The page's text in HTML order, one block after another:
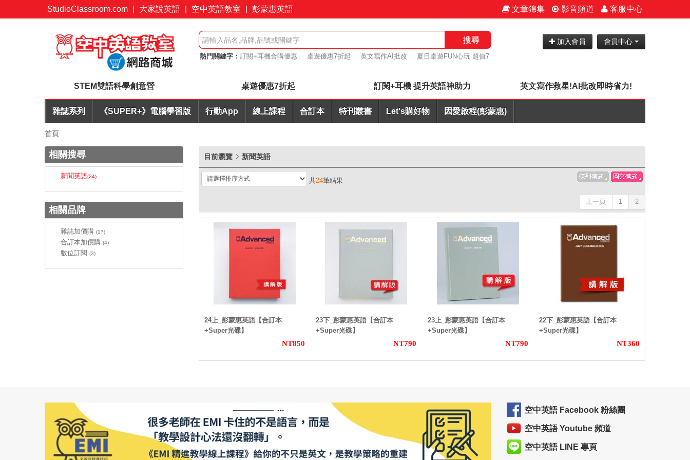
StudioClassroom.com 大家說英語 空中英語教室 彭蒙惠英語 文章錦集 影音頻道 客服中心
搜尋
熱門關鍵字： 訂閱+耳機合購優惠 桌遊優惠7折起 英文寫作AI批改
夏日桌遊FUN心玩 超值7
加入會員 會員中心
STEM雙語科學創意營 桌遊優惠7折起 訂閱+耳機 提升英語神助力 英文寫作救星!AI批改即時省力!
雜誌系列 《SUPER+》電腦學習版 行動App 線上課程 合訂本 特刊叢書 Let's購好物 因愛啟程(彭蒙惠)
首頁
相關搜尋
新聞英語(24)
相關品牌
雜誌加價購 (17)
合訂本加價購 (4)
數位訂閱 (3)
目前瀏覽 新聞英語
共24筆結果
上一頁 1 2
24上_彭蒙惠英語【合訂本
+Super光碟】
NT850
23下_彭蒙惠英語【合訂本
+Super光碟】
NT790
23上_彭蒙惠英語【合訂本
+Super光碟】
NT790
22下_彭蒙惠英語【合訂本
+Super光碟】
NT360
空中英語 Facebook 粉絲團
空中英語 Youtube 頻道
空中英語 LINE 專頁